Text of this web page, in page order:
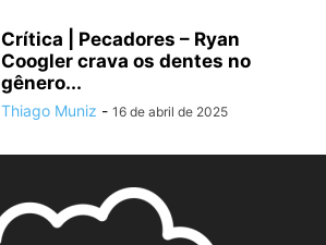
Crítica | Pecadores – Ryan
Coogler crava os dentes no
gênero...
Thiago Muniz - 16 de abril de 2025